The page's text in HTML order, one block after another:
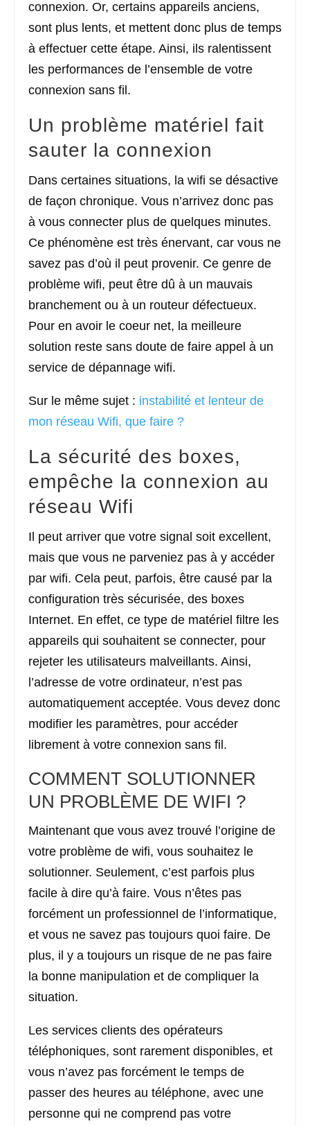
connexion. Or, certains appareils anciens,
sont plus lents, et mettent donc plus de temps
à effectuer cette étape. Ainsi, ils ralentissent
les performances de l’ensemble de votre
connexion sans fil.
Un problème matériel fait
sauter la connexion
Dans certaines situations, la wifi se désactive
de façon chronique. Vous n’arrivez donc pas
à vous connecter plus de quelques minutes.
Ce phénomène est très énervant, car vous ne
savez pas d’où il peut provenir. Ce genre de
problème wifi, peut être dû à un mauvais
branchement ou à un routeur défectueux.
Pour en avoir le coeur net, la meilleure
solution reste sans doute de faire appel à un
service de dépannage wifi.
Sur le même sujet : instabilité et lenteur de
mon réseau Wifi, que faire ?
La sécurité des boxes,
empêche la connexion au
réseau Wifi
Il peut arriver que votre signal soit excellent,
mais que vous ne parveniez pas à y accéder
par wifi. Cela peut, parfois, être causé par la
configuration très sécurisée, des boxes
Internet. En effet, ce type de matériel filtre les
appareils qui souhaitent se connecter, pour
rejeter les utilisateurs malveillants. Ainsi,
l’adresse de votre ordinateur, n’est pas
automatiquement acceptée. Vous devez donc
modifier les paramètres, pour accéder
librement à votre connexion sans fil.
COMMENT SOLUTIONNER
UN PROBLÈME DE WIFI ?
Maintenant que vous avez trouvé l’origine de
votre problème de wifi, vous souhaitez le
solutionner. Seulement, c’est parfois plus
facile à dire qu’à faire. Vous n’êtes pas
forcément un professionnel de l’informatique,
et vous ne savez pas toujours quoi faire. De
plus, il y a toujours un risque de ne pas faire
la bonne manipulation et de compliquer la
situation.
Les services clients des opérateurs
téléphoniques, sont rarement disponibles, et
vous n’avez pas forcément le temps de
passer des heures au téléphone, avec une
personne qui ne comprend pas votre